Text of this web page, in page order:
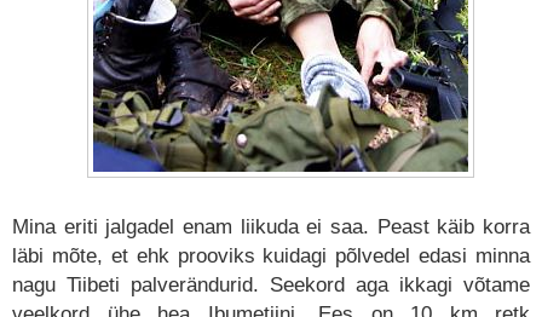
Mina eriti jalgadel enam liikuda ei saa. Peast käib korra
läbi mõte, et ehk prooviks kuidagi põlvedel edasi minna
nagu Tiibeti palverändurid. Seekord aga ikkagi võtame